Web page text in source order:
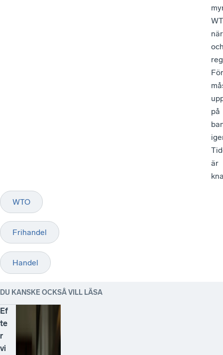
på
är
WTO
Frihandel
Handel
DU KANSKE OCKSÅ VILL LÄSA
Ef
te
r
vi